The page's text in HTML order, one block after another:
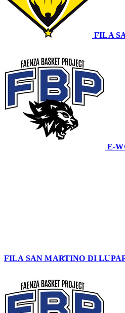
FILA
E-
FILA SAN MARTINO DI